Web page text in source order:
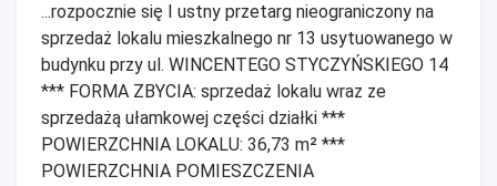
...rozpocznie się I ustny przetarg nieograniczony na
sprzedaż lokalu mieszkalnego nr 13 usytuowanego w
budynku przy ul. WINCENTEGO STYCZYŃSKIEGO 14
*** FORMA ZBYCIA: sprzedaż lokalu wraz ze
sprzedażą ułamkowej części działki ***
POWIERZCHNIA LOKALU: 36,73 m² ***
POWIERZCHNIA POMIESZCZENIA